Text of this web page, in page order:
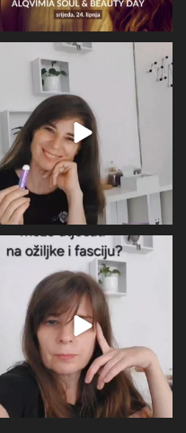
BIOVITALIS® Antistresni inhalator -
super dodatak
31
Više I detaljnije o utjecaju
perimenopauze na sve
21 0